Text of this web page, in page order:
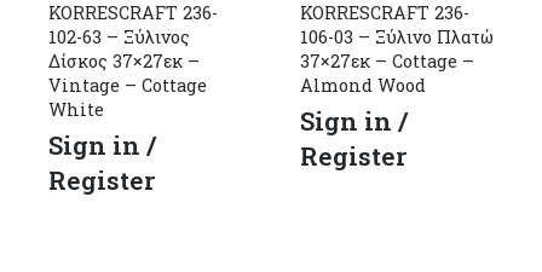
KORRESCRAFT 236-
102-63 – Ξύλινος
Δίσκος 37×27εκ –
Vintage – Cottage
White
Sign in /
Register
KORRESCRAFT 236-
106-03 – Ξύλινο Πλατώ
37×27εκ – Cottage –
Almond Wood
Sign in /
Register